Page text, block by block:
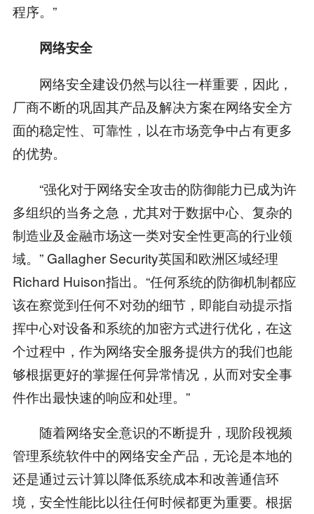
程序。”
网络安全
网络安全建设仍然与以往一样重要，因此，
厂商不断的巩固其产品及解决方案在网络安全方
面的稳定性、可靠性，以在市场竞争中占有更多
的优势。
“强化对于网络安全攻击的防御能力已成为许
多组织的当务之急，尤其对于数据中心、复杂的
制造业及金融市场这一类对安全性更高的行业领
域。” Gallagher Security英国和欧洲区域经理
Richard Huison指出。“任何系统的防御机制都应
该在察觉到任何不对劲的细节，即能自动提示指
挥中心对设备和系统的加密方式进行优化，在这
个过程中，作为网络安全服务提供方的我们也能
够根据更好的掌握任何异常情况，从而对安全事
件作出最快速的响应和处理。”
随着网络安全意识的不断提升，现阶段视频
管理系统软件中的网络安全产品，无论是本地的
还是通过云计算以降低系统成本和改善通信环
境，安全性能比以往任何时候都更为重要。根据